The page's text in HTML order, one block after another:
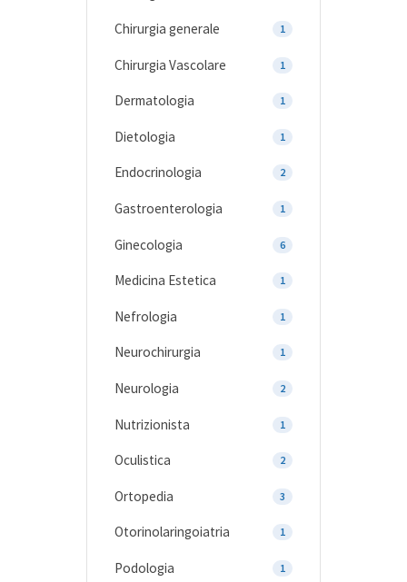
Chirurgia generale 1
Chirurgia Vascolare 1
Dermatologia 1
Dietologia 1
Endocrinologia 2
Gastroenterologia 1
Ginecologia 6
Medicina Estetica 1
Nefrologia 1
Neurochirurgia 1
Neurologia 2
Nutrizionista 1
Oculistica 2
Ortopedia 3
Otorinolaringoiatria 1
Podologia 1